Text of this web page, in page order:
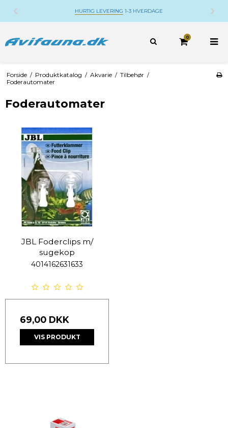
HURTIG LEVERING 1-3 HVERDAGE
0
Forside / Produktkatalog / Akvarie / Tilbehør /
Foderautomater
Foderautomater
JBL Foderclips m/
sugekop
4014162631633
69,00 DKK
VIS PRODUKT